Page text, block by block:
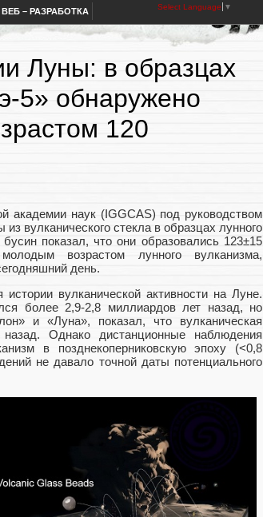
ВЕБ – РАЗРАБОТКА Select Language ▼
Луны: в образцах
5» обнаружено
120
академии наук (IGGCAS) под руководством
вулканического стекла в образцах лунного
показал, что они образовались 123±15
возрастом лунного вулканизма,
день.
вулканической активности на Луне.
более 2,9-2,8 миллиардов лет назад, но
и «Луна», показал, что вулканическая
Однако дистанционные наблюдения
в позднекоперниковскую эпоху (<0,8
не давало точной даты потенциального